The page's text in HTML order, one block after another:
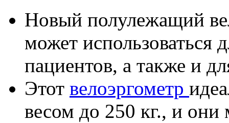
Новый полулежащий
может
пациентов, а также и
Этот велоэргометр
весом до 250 кг., и они